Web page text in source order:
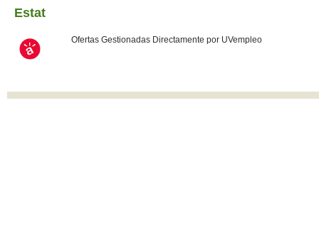
Estat
Ofertas Gestionadas Directamente por UVempleo